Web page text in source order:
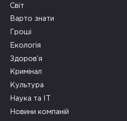
Світ
Варто знати
Гроші
Екологія
Здоров’я
Кримінал
Культура
Наука та ІТ
Новини компаній